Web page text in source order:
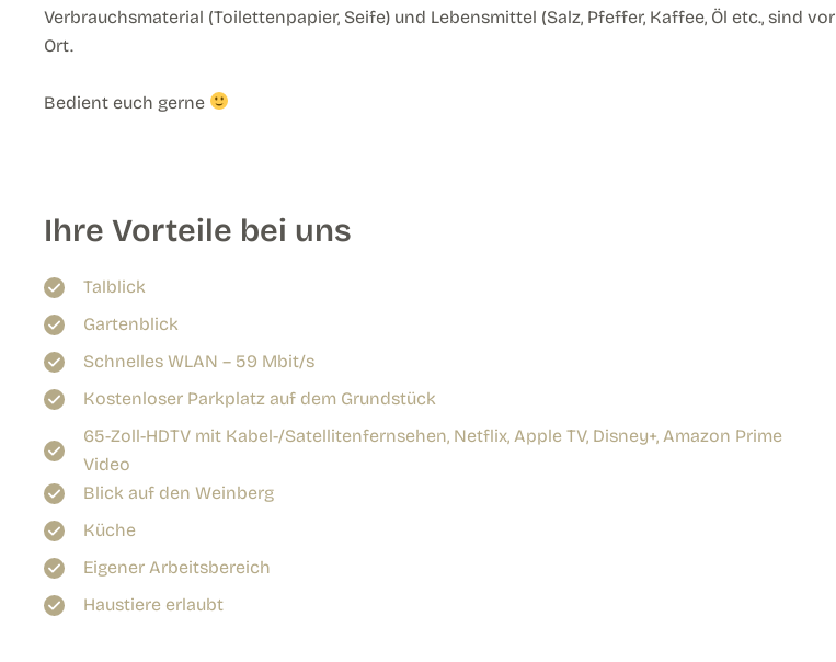
Verbrauchsmaterial (Toilettenpapier, Seife) und Lebensmittel (Salz, Pfeffer, Kaffee, Öl etc., sind vor
Ort.
Bedient euch gerne
Ihre Vorteile bei uns
Talblick
Gartenblick
Schnelles WLAN – 59 Mbit/s
Kostenloser Parkplatz auf dem Grundstück
65-Zoll-HDTV mit Kabel-/Satellitenfernsehen, Netflix, Apple TV, Disney+, Amazon Prime
Video
Blick auf den Weinberg
Küche
Eigener Arbeitsbereich
Haustiere erlaubt